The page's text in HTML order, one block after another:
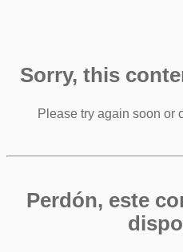
Sorry, this
Please try again soon or
Perdón, este